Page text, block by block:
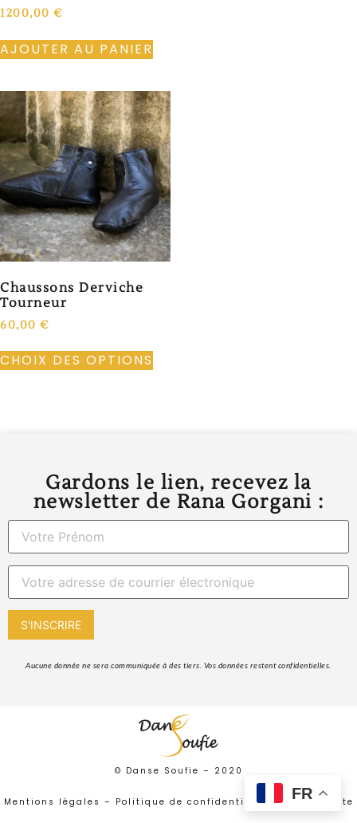
1200,00 €
AJOUTER AU PANIER
Chaussons Derviche
Tourneur
60,00 €
CHOIX DES OPTIONS
Gardons le lien, recevez la
newsletter de Rana Gorgani :
© Danse Soufie – 2020
Mentions légales – Politique de confidentialité – Plan de site
FR